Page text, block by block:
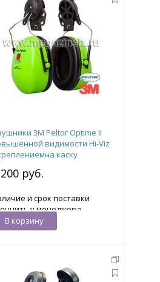
3M Peltor Optime II
видимости Hi-Viz
каску
руб.
и срок поставки
у менеджера
В корзину